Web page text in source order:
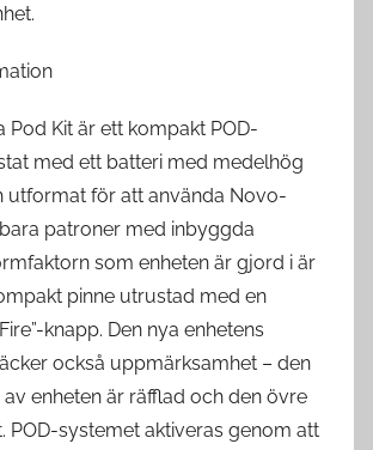
Pod Kit är ett kompakt POD-
med ett batteri med medelhög
utformat för att använda Novo-
patroner med inbyggda
som enheten är gjord i är
pinne utrustad med en
knapp. Den nya enhetens
också uppmärksamhet – den
enheten är räfflad och den övre
POD-systemet aktiveras genom att